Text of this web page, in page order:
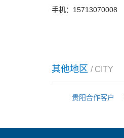
手机：15713070008
其他地区 / CITY
贵阳合作客户